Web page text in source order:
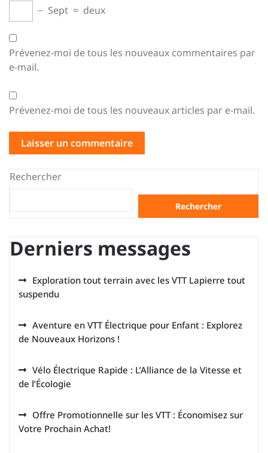
− Sept = deux
Prévenez-moi de tous les nouveaux commentaires par
e-mail.
Prévenez-moi de tous les nouveaux articles par e-mail.
Rechercher
Rechercher
Derniers messages
Exploration tout terrain avec les VTT Lapierre tout
suspendu
Aventure en VTT Électrique pour Enfant : Explorez
de Nouveaux Horizons !
Vélo Électrique Rapide : L’Alliance de la Vitesse et
de l’Écologie
Offre Promotionnelle sur les VTT : Économisez sur
Votre Prochain Achat!